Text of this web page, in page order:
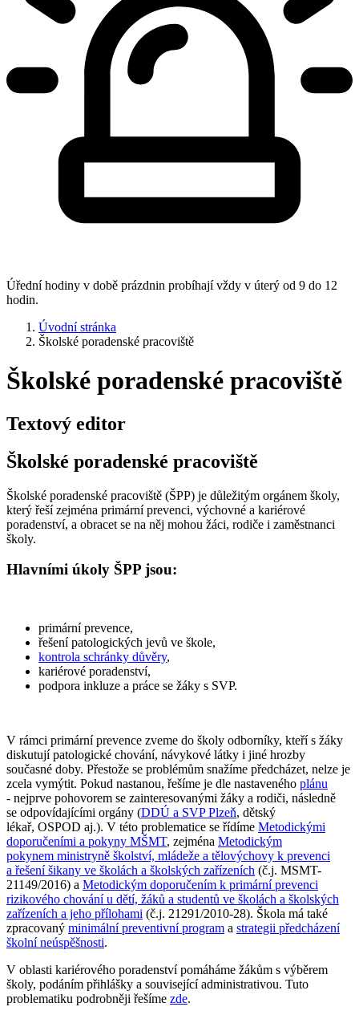
Úřední hodiny v době prázdnin probíhají vždy v úterý od 9 do 12
hodin.
Úvodní stránka
Školské poradenské pracoviště
Školské poradenské pracoviště
Textový editor
Školské poradenské pracoviště
Školské poradenské pracoviště (ŠPP) je důležitým orgánem školy,
který řeší zejména primární prevenci, výchovné a kariérové
poradenství, a obracet se na něj mohou žáci, rodiče i zaměstnanci
školy.
Hlavními úkoly ŠPP jsou:
primární prevence,
řešení patologických jevů ve škole,
kontrola schránky důvěry,
kariérové poradenství,
podpora inkluze a práce se žáky s SVP.
V rámci primární prevence zveme do školy odborníky, kteří s žáky
diskutují patologické chování, návykové látky i jiné hrozby
současné doby. Přestože se problémům snažíme předcházet, nelze je
zcela vymýtit. Pokud nastanou, řešíme je dle nastaveného plánu
- nejprve pohovorem se zainteresovanými žáky a rodiči, následně
se odpovídajícími orgány (DDÚ a SVP Plzeň, dětský
lékař, OSPOD aj.). V této problematice se řídíme Metodickými
doporučeními a pokyny MŠMT, zejména Metodickým
pokynem ministryně školství, mládeže a tělovýchovy k prevenci
a řešení šikany ve školách a školských zařízeních (č.j. MSMT-
21149/2016) a Metodickým doporučením k primární prevenci
rizikového chování u dětí, žáků a studentů ve školách a školských
zařízeních a jeho přílohami (č.j. 21291/2010-28). Škola má také
zpracovaný minimální preventivní program a strategii předcházení
školní neúspěšnosti.
V oblasti kariérového poradenství pomáháme žákům s výběrem
školy, podáním přihlášky a související administrativou. Tuto
problematiku podrobněji řešíme zde.